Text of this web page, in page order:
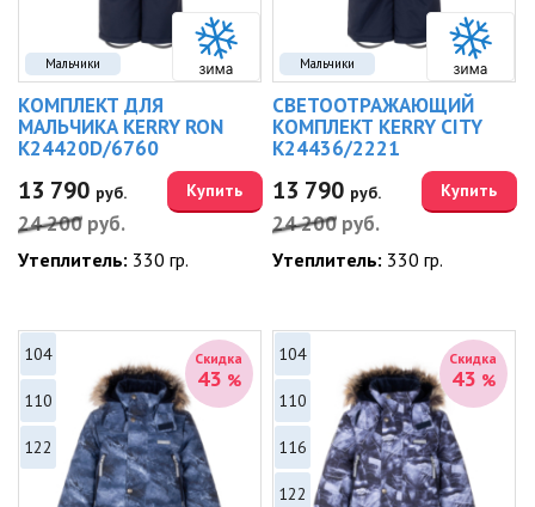
Мальчики
КОМПЛЕКТ ДЛЯ
МАЛЬЧИКА KERRY RON
K24420D/6760
13 790 руб.
24 200 руб.
Купить
Утеплитель: 330 гр.
Мальчики
СВЕТООТРАЖАЮЩИЙ
КОМПЛЕКТ KERRY CITY
K24436/2221
13 790 руб.
24 200 руб.
Купить
Утеплитель: 330 гр.
Скидка
43 %
104
110
122
Скидка
43 %
104
110
116
122